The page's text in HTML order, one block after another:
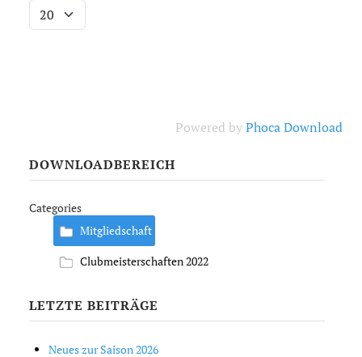
Powered byPhoca Download
DOWNLOADBEREICH
Categories
Mitgliedschaft
Clubmeisterschaften 2022
LETZTE BEITRÄGE
Neues zur Saison 2026